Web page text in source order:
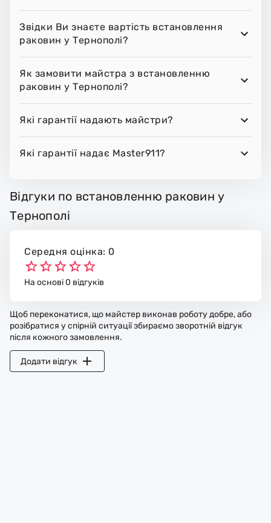
Звідки Ви знаєте вартість встановлення
раковин у Тернополі?
Як замовити майстра з встановленню
раковин у Тернополі?
Які гарантії надають майстри?
Які гарантії надає Master911?
Відгуки по встановленню раковин у
Тернополі
Середня оцінка: 0
На основі 0 відгуків
Щоб переконатися, що майстер виконав роботу добре, або
розібратися у спірній ситуації збираємо зворотній відгук
після кожного замовлення.
Додати відгук